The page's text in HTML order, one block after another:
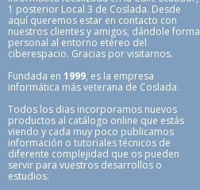
1 posterior Local 3 de Coslada. Desde
aquí queremos estar en contacto con
nuestros clientes y amigos, dándole forma
personal al entorno etéreo del
ciberespacio. Gracias por visitarnos.
Fundada en1999, es la empresa
informática más veterana de Coslada.
Todos los dias incorporamos nuevos
productos al catálogo online que estás
viendo y cada muy poco publicamos
información o tutoriales técnicos de
diferente complejidad que os pueden
servir para vuestros desarrollos o
estudios.